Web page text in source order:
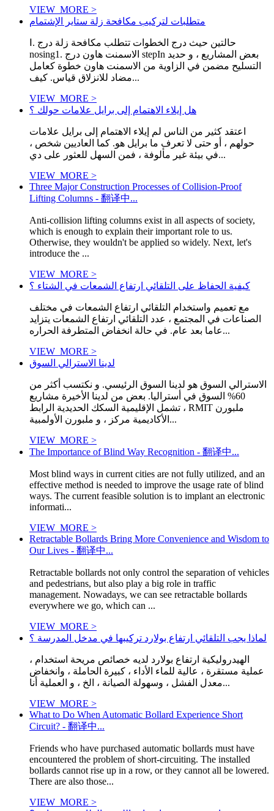
VIEW_MORE >
متطلبات لتركيب مكافحة زلة ستاير الإشتمام
Ⅰ. حالتين حيث درج الخطوات تتطلب مكافحة زلة درج
nosing1. الاسمنت هاون درج stepIn بعض المشاريع ، و حديد
التسليح مضمن في الزاوية من الاسمنت هاون خطوة كعامل
مضاد للانزلاق قياس. كيف...
VIEW_MORE >
هل إيلاء الاهتمام إلى برايل علامات حولك ؟
اعتقد كثير من الناس لم إيلاء الاهتمام إلى برايل علامات
حولهم ، أو حتى لا تعرف ما برايل هو. كما العاديين شخص ،
في بيئة غير مألوفة ، فمن السهل للعثور على دي...
VIEW_MORE >
Three Major Construction Processes of Collision-Proof
Lifting Columns - 翻译中...
Anti-collision lifting columns exist in all aspects of society,
which is enough to explain their important role to us.
Otherwise, they wouldn't be applied so widely. Next, let's
introduce the ...
VIEW_MORE >
كيفية الحفاظ على التلقائي ارتفاع الشمعات في الشتاء ؟
مع تعميم واستخدام التلقائي ارتفاع الشمعات في مختلف
الصناعات في المجتمع ، عدد التلقائي ارتفاع الشمعات يتزايد
عاما بعد عام. في حالة انخفاض المتطرفة الحراره...
VIEW_MORE >
لدينا الاسترالي السوق
الاسترالي السوق هو لدينا السوق الرئيسي. و نكتسب أكثر من
60% السوق في أستراليا. بعض من لدينا الأخيرة مشاريع
تشمل الإقليمية السكك الحديدية الرابط ، RMIT ملبورن
الأكاديمية مركز ، و ملبورن الأولمبية...
VIEW_MORE >
The Importance of Blind Way Recognition - 翻译中...
Most blind ways in current cities are not fully utilized, and an
effective method is needed to improve the usage rate of blind
ways. The current feasible solution is to implant an electronic
informati...
VIEW_MORE >
Retractable Bollards Bring More Convenience and Wisdom to
Our Lives - 翻译中...
Retractable bollards not only control the separation of vehicles
and pedestrians, but also play a big role in traffic
management. Nowadays, we can see retractable bollards
everywhere we go, which can ...
VIEW_MORE >
لماذا يجب التلقائي ارتفاع بولارد تركيبها في مدخل المدرسة ؟
الهيدروليكية ارتفاع بولارد لديه خصائص مريحة استخدام ،
عملية مستقرة ، عالية للماء الأداء ، كبيرة الحاملة ، وانخفاض
معدل الفشل ، وسهولة الصيانة ، الخ ، و العملية أنا...
VIEW_MORE >
What to Do When Automatic Bollard Experience Short
Circuit? - 翻译中...
Friends who have purchased automatic bollards must have
encountered the problem of short-circuiting. The installed
bollards cannot rise up in a row, or they cannot all be lowered.
There are also those...
VIEW_MORE >